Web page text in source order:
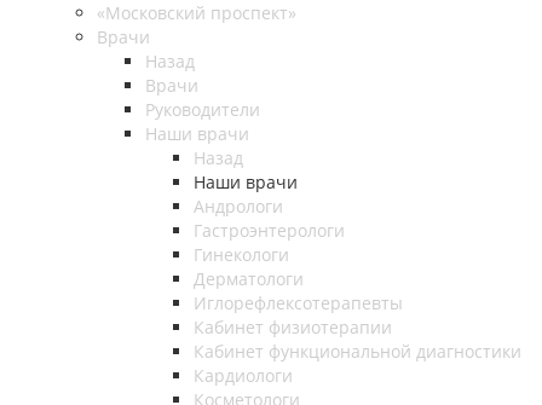
«Московский проспект»
Врачи
Назад
Врачи
Руководители
Наши врачи
Назад
Наши врачи
Андрологи
Гастроэнтерологи
Гинекологи
Дерматологи
Иглорефлексотерапевты
Кабинет физиотерапии
Кабинет функциональной диагностики
Кардиологи
Косметологи